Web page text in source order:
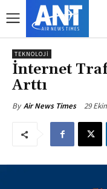
TEKNOLOJI
İnternet
Arttı
By Air News Times 29